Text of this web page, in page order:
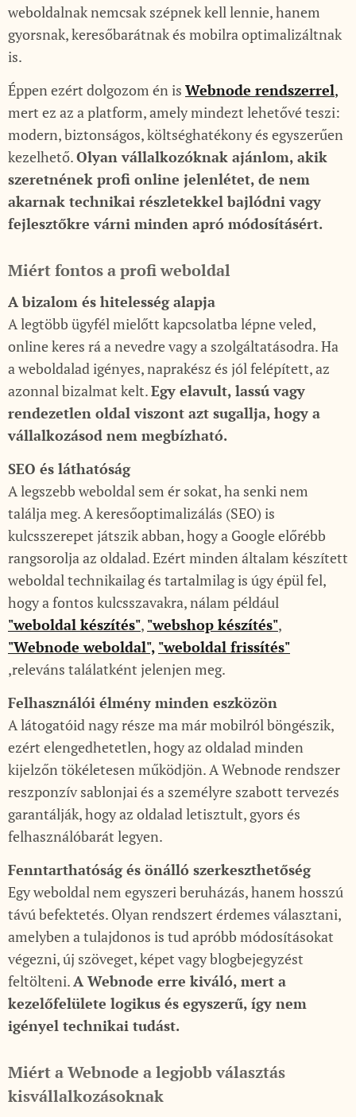
weboldalnak nemcsak szépnek kell lennie, hanem
gyorsnak, keresőbarátnak és mobilra optimalizáltnak
is.
Éppen ezért dolgozom én is Webnode rendszerrel,
mert ez az a platform, amely mindezt lehetővé teszi:
modern, biztonságos, költséghatékony és egyszerűen
kezelhető.Olyan vállalkozóknak ajánlom, akik
szeretnének profi online jelenlétet, de nem
akarnak technikai részletekkel bajlódni vagy
fejlesztőkre várni minden apró módosításért.
Miért fontos a profi weboldal
A bizalom és hitelesség alapja
A legtöbb ügyfél mielőtt kapcsolatba lépne veled,
online keres rá a nevedre vagy a szolgáltatásodra. Ha
a weboldalad igényes, naprakész és jól felépített, az
azonnal bizalmat kelt.Egy elavult, lassú vagy
rendezetlen oldal viszont azt sugallja, hogy a
vállalkozásod nem megbízható.
SEO és láthatóság
A legszebb weboldal sem ér sokat, ha senki nem
találja meg. A keresőoptimalizálás (SEO) is
kulcsszerepet játszik abban, hogy a Google előrébb
rangsorolja az oldalad. Ezért minden általam készített
weboldal technikailag és tartalmilag is úgy épül fel,
hogy a fontos kulcsszavakra, nálam például
"weboldal készítés", "webshop készítés",
"Webnode weboldal", "weboldal frissítés"
,releváns találatként jelenjen meg.
Felhasználói élmény minden eszközön
A látogatóid nagy része ma már mobilról böngészik,
ezért elengedhetetlen, hogy az oldalad minden
kijelzőn tökéletesen működjön. A Webnode rendszer
reszponzív sablonjai és a személyre szabott tervezés
garantálják, hogy az oldalad letisztult, gyors és
felhasználóbarát legyen.
Fenntarthatóság és önálló szerkeszthetőség
Egy weboldal nem egyszeri beruházás, hanem hosszú
távú befektetés. Olyan rendszert érdemes választani,
amelyben a tulajdonos is tud apróbb módosításokat
végezni, új szöveget, képet vagy blogbejegyzést
feltölteni.A Webnode erre kiváló, mert a
kezelőfelülete logikus és egyszerű, így nem
igényel technikai tudást.
Miért a Webnode a legjobb választás
kisvállalkozásoknak